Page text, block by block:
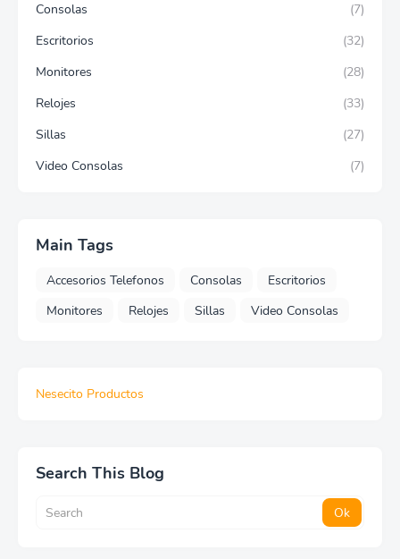
Consolas
(7)
Escritorios
(32)
Monitores
(28)
Relojes
(33)
Sillas
(27)
Video Consolas
(7)
Main Tags
Accesorios Telefonos Consolas
Escritorios
Monitores
Relojes Sillas Video Consolas
Nesecito Productos
Search This Blog